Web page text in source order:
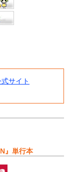
サイト
』単行本